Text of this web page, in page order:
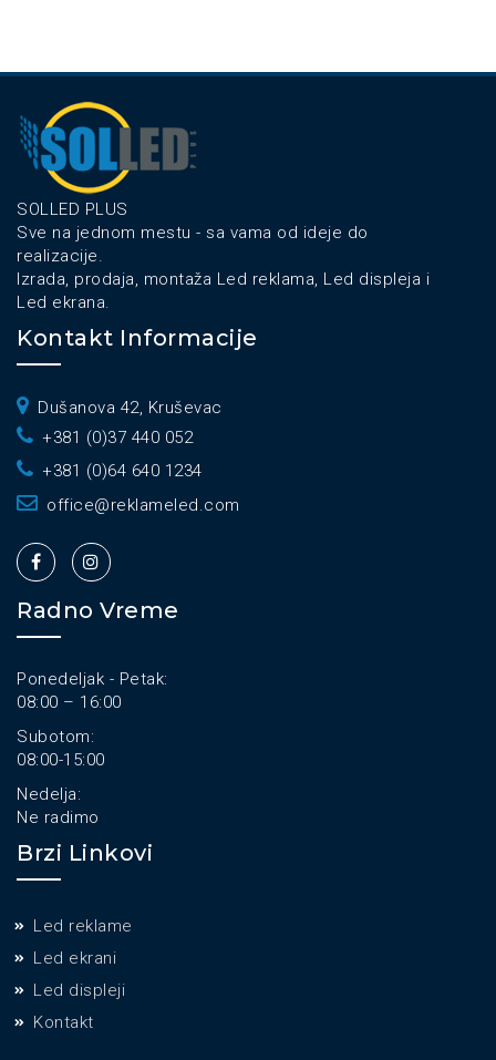
SOLLED PLUS
Sve na jednom mestu - sa vama od ideje do
realizacije.
Izrada, prodaja, montaža Led reklama, Led displeja i
Led ekrana.
Kontakt Informacije
Dušanova 42, Kruševac
+381 (0)37 440 052
+381 (0)64 640 1234
office@reklameled.com
Radno Vreme
Ponedeljak - Petak:
08:00 – 16:00
Subotom:
08:00-15:00
Nedelja:
Ne radimo
Brzi Linkovi
Led reklame
Led ekrani
Led displeji
Kontakt